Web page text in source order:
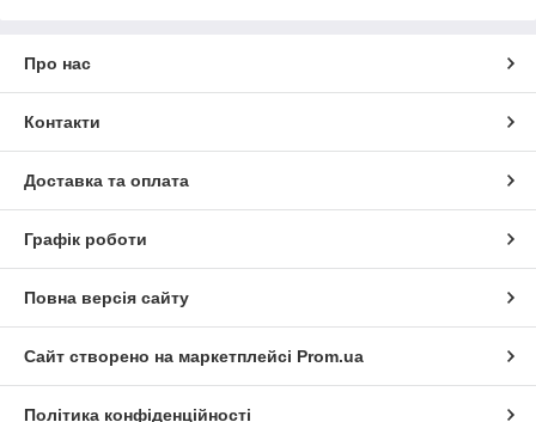
Про нас
Контакти
Доставка та оплата
Графік роботи
Повна версія сайту
Сайт створено на маркетплейсі Prom.ua
Політика конфіденційності